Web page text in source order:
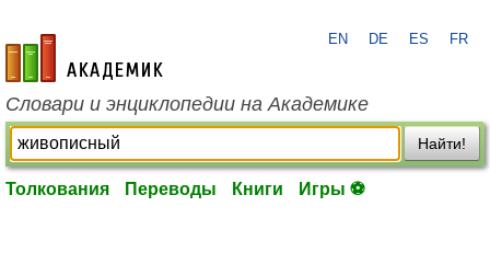
academic.ru
EN DE ES FR
Словари и энциклопедии на Академике
Найти!
Толкования Переводы Книги Игры ⚽